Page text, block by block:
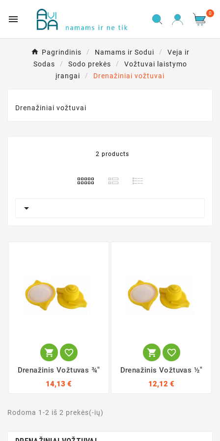

0
Pagrindinis Namams ir Sodui
Veja ir
Sodas
Sodo prekės
Vožtuvai laistymo
įrangai
Drenažiniai vožtuvai
Drenažiniai vožtuvai
2 products

 
Drenažinis Vožtuvas ¾"
14,13 €
 
Drenažinis Vožtuvas ½"
12,12 €
Rodoma 1-2 iš 2 prekės(-ių)